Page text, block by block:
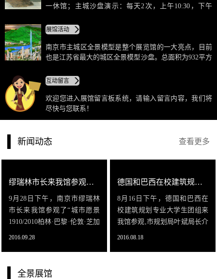
奖的工程之一。
一休馆；主城沙盘演示：每天2次，上午10:30，下午
各一场，每场40分钟。其他时间收费讲解50元/场/30人。
预约接待：团体接待提前与办公室联系预约，参观时与
前台联系。
展馆活动
南京市主城区全景模型是整个展览馆的一大亮点，目前
也是江苏省最大的城区全景模型沙盘。总面积为932平方
南临秦淮新河，西抵长江三桥，北到长江二桥，重点展
示了长江和绕城公路围合的主城区城市风貌，将涉及范
围672平方公里内的自然和人文景观浓缩于此。
互动留言
欢迎您进入展馆留言板系统，请输入留言内容，我们将
尽快与您联系！
查看更多
新闻动态
缪瑞林市长来我馆参观城市设计展
9月28日下午，南京市缪瑞林
市长来我馆参观了“城市愿景
1910/2010柏林·巴黎·伦敦·芝加
同参观。
2016.09.28
德国和巴西在校建筑规划专业大学生团组参观我馆
8月16日下午，德国和巴西在
校建筑规划专业大学生团组来
我馆参观,市规划局叶斌局长介
2016.08.18
全景展馆